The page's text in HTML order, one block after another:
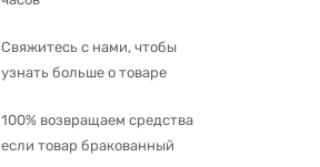
Свяжитесь с нами, чтобы
узнать больше о товаре
100% возвращаем средства
если товар бракованный